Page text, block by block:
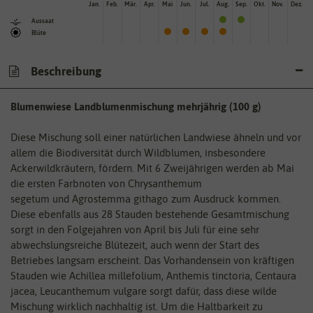
Aussaat
Blüte
Jan. Feb. Mär. Apr. Mai Jun. Jul. Aug. Sep. Okt. Nov. Dez.
Beschreibung
Blumenwiese Landblumenmischung mehrjährig (100 g)
Diese Mischung soll einer natürlichen Landwiese ähneln und vor
allem die Biodiversität durch Wildblumen, insbesondere
Ackerwildkräutern, fördern. Mit 6 Zweijährigen werden ab Mai
die ersten Farbnoten von Chrysanthemum
segetum und Agrostemma githago zum Ausdruck kommen.
Diese ebenfalls aus 28 Stauden bestehende Gesamtmischung
sorgt in den Folgejahren von April bis Juli für eine sehr
abwechslungsreiche Blütezeit, auch wenn der Start des
Betriebes langsam erscheint. Das Vorhandensein von kräftigen
Stauden wie Achillea millefolium, Anthemis tinctoria, Centaura
jacea, Leucanthemum vulgare sorgt dafür, dass diese wilde
Mischung wirklich nachhaltig ist. Um die Haltbarkeit zu